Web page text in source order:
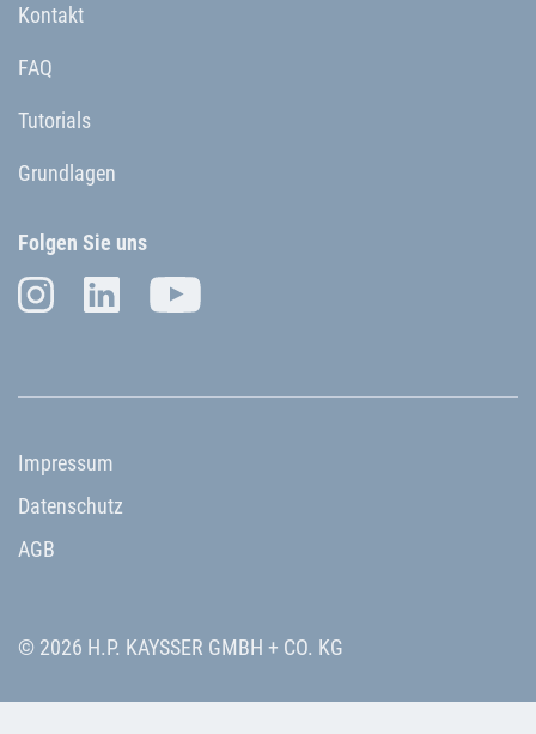
Kontakt
FAQ
Tutorials
Grundlagen
Folgen Sie uns
© 2026 H.P. KAYSSER GMBH + CO. KG
Impressum
Datenschutz
AGB